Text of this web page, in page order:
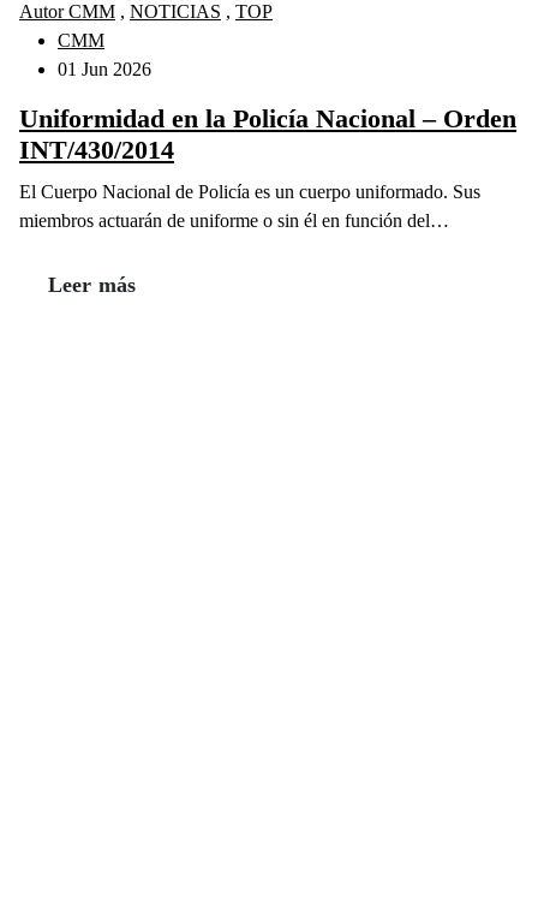
Autor CMM , NOTICIAS , TOP
CMM
01 Jun 2026
Uniformidad en la Policía Nacional – Orden
INT/430/2014
El Cuerpo Nacional de Policía es un cuerpo uniformado. Sus
miembros actuarán de uniforme o sin él en función del…
Leer más